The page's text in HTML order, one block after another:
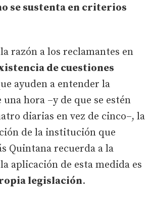
se sustenta en criterios
razón a los reclamantes en
de cuestiones
ayuden a entender la
una hora –y de que se estén
diarias en vez de cinco–, la
de la institución que
Quintana recuerda a la
aplicación de esta medida es
legislación.